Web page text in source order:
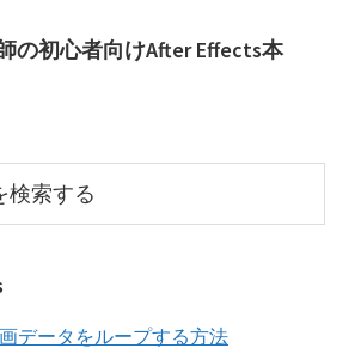
の初心者向けAfter Effects本
データをループする方法